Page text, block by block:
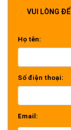
VUI LÒNG
Họ tên:
Số điện thoại:
Email: